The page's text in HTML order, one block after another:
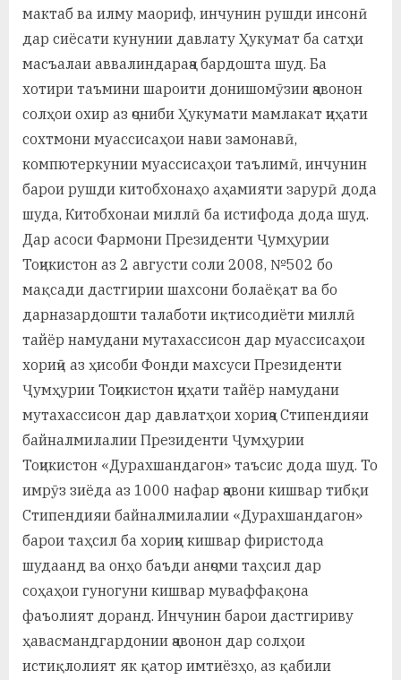
мактаб ва илму маориф, инчунин рушди инсонӣ
дар сиёсати кунунии давлату Ҳукумат ба сатҳи
масъалаи аввалиндараҷа бардошта шуд. Ба
хотири таъмини шароити донишомӯзии ҷавонон
солҳои охир аз ҷониби Ҳукумати мамлакат ҷиҳати
сохтмони муассисаҳои нави замонавӣ,
компютеркунии муассисаҳои таълимӣ, инчунин
барои рушди китобхонаҳо аҳамияти зарурӣ дода
шуда, Китобхонаи миллӣ ба истифода дода шуд.
Дар асоси Фармони Президенти Ҷумҳурии
Тоҷикистон аз 2 августи соли 2008, №502 бо
мақсади дастгирии шахсони болаёқат ва бо
дарназардошти талаботи иқтисодиёти миллӣ
тайёр намудани мутахассисон дар муассисаҳои
хориҷӣ аз ҳисоби Фонди махсуси Президенти
Ҷумҳурии Тоҷикистон ҷиҳати тайёр намудани
мутахассисон дар давлатҳои хориҷа Стипендияи
байналмилалии Президенти Ҷумҳурии
Тоҷикистон «Дурахшандагон» таъсис дода шуд. То
имрӯз зиёда аз 1000 нафар ҷавони кишвар тибқи
Стипендияи байналмилалии «Дурахшандагон»
барои таҳсил ба хориҷи кишвар фиристода
шудаанд ва онҳо баъди анҷоми таҳсил дар
соҳаҳои гуногуни кишвар муваффақона
фаъолият доранд. Инчунин барои дастгириву
ҳавасмандгардонии ҷавонон дар солҳои
истиқлолият як қатор имтиёзҳо, аз қабили